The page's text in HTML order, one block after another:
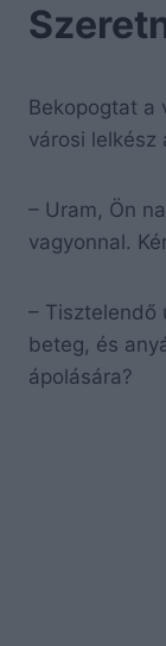
Bekopogtat a
városi lelkész
– Uram, Ön
vagyonnal.
– Tisztelendő
beteg, és
ápolására?